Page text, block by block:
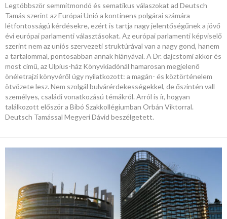
Legtöbbször semmitmondó és sematikus válaszokat ad Deutsch
Tamás szerint az Európai Unió a kontinens polgárai számára
létfontosságú kérdésekre, ezért is tartja nagy jelentőségűnek a jövő
évi európai parlamenti választásokat. Az európai parlamenti képviselő
szerint nem az uniós szervezeti struktúrával van a nagy gond, hanem
a tartalommal, pontosabban annak hiányával. A Dr. dajcstomi akkor és
most című, az Ulpius-ház Könyvkiadónál hamarosan megjelenő
önéletrajzi könyvéről úgy nyilatkozott: a magán- és köztörténelem
ötvözete lesz. Nem szolgál bulvárérdekességekkel, de őszintén vall
személyes, családi vonatkozású témákról. Arról is ír, hogyan
találkozott először a Bibó Szakkollégiumban Orbán Viktorral.
Deutsch Tamással Megyeri Dávid beszélgetett.